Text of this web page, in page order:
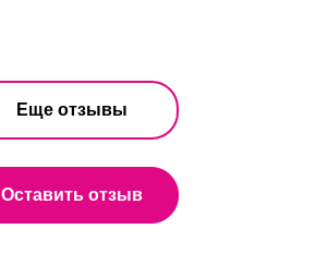
Еще отзывы
Оставить отзыв